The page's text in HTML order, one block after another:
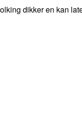
dikker en kan